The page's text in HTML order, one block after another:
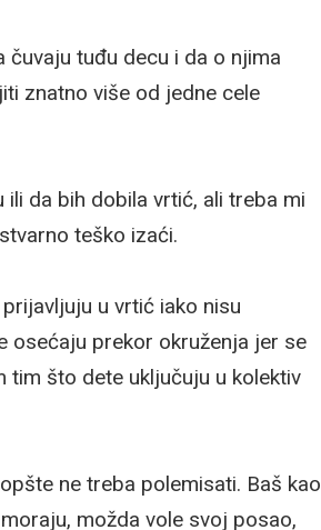
čuvaju tuđu decu i da o njima
znatno više od jedne cele
da bih dobila vrtić, ali treba mi
teško izaći.
u vrtić iako nisu
osećaju prekor okruženja jer se
tim što dete uključuju u kolektiv
ne treba polemisati. Baš kao
možda vole svoj posao,